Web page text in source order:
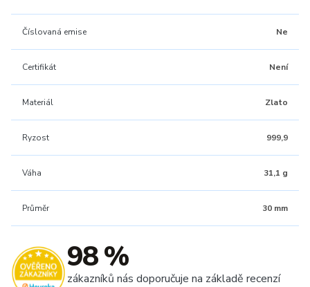
Číslovaná emise Ne
Certifikát Není
Materiál Zlato
Ryzost 999,9
Váha 31,1 g
Průměr 30 mm
98 %
zákazníků nás doporučuje na základě recenzí